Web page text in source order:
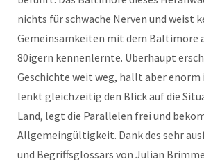
nichts für schwache Nerven und weist
Gemeinsamkeiten mit dem Baltimore
80igern kennenlernte. Überhaupt
Geschichte weit weg, hallt aber enorm
lenkt gleichzeitig den Blick auf die
Land, legt die Parallelen frei und
Allgemeingültigkeit. Dank des sehr
und Begriffsglossars von Julian